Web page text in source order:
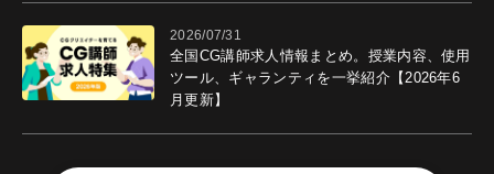
2026/07/31
全国CG講師求人情報まとめ。授業内容、使用
ツール、ギャランティを一挙紹介【2026年6
月更新】